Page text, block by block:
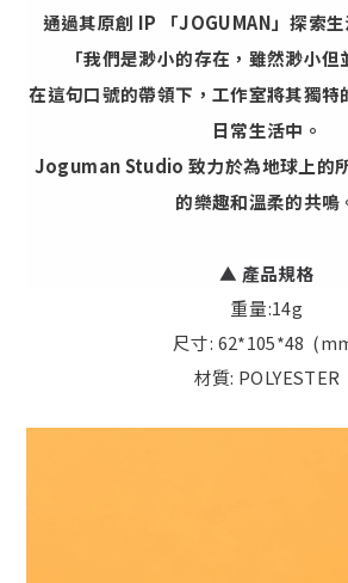
通過其原創 IP 「JOGUMAN」探索
「我們是渺小的存在，雖然渺小但
在這句口號的帶領下，工作室將其獨特
日常生活中。
Joguman Studio 致力於為地球上的
的樂趣和溫柔的共鳴
▲ 產品規格
重量:14g
尺寸: 62*105*48
材質: POLYESTER